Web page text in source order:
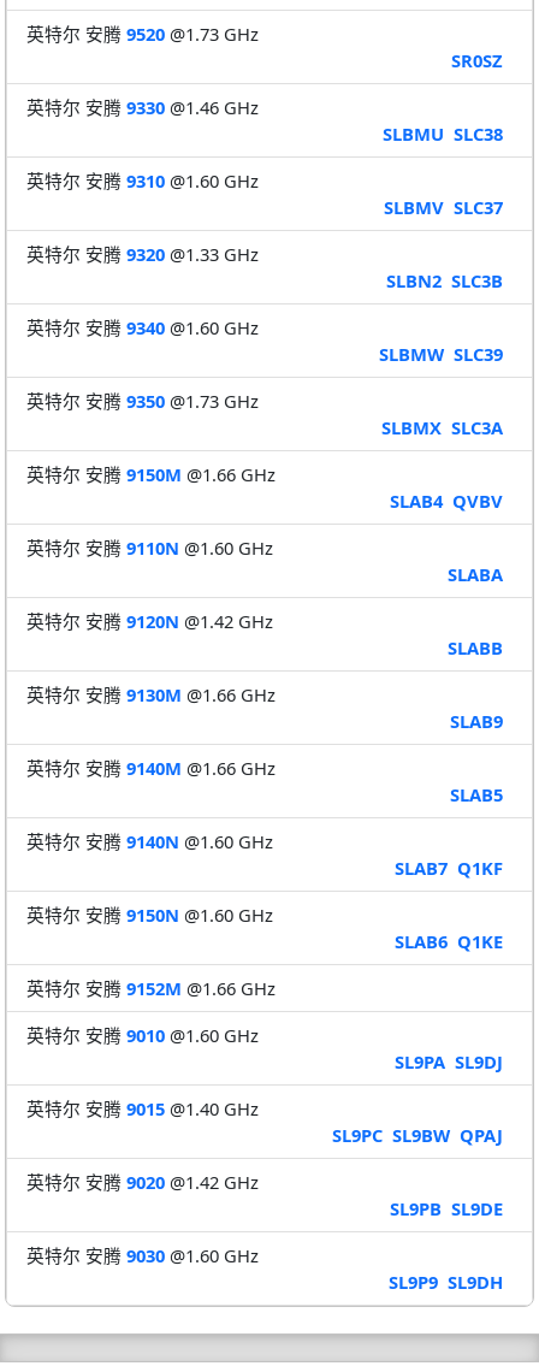
英特尔 安腾9520 @1.73 GHz
SR0SZ
英特尔 安腾9330 @1.46 GHz
SLBMU SLC38
英特尔 安腾9310 @1.60 GHz
SLBMV SLC37
英特尔 安腾9320 @1.33 GHz
SLBN2 SLC3B
英特尔 安腾9340 @1.60 GHz
SLBMW SLC39
英特尔 安腾9350 @1.73 GHz
SLBMX SLC3A
英特尔 安腾9150M @1.66 GHz
SLAB4 QVBV
英特尔 安腾9110N @1.60 GHz
SLABA
英特尔 安腾9120N @1.42 GHz
SLABB
英特尔 安腾9130M @1.66 GHz
SLAB9
英特尔 安腾9140M @1.66 GHz
SLAB5
英特尔 安腾9140N @1.60 GHz
SLAB7 Q1KF
英特尔 安腾9150N @1.60 GHz
SLAB6 Q1KE
英特尔 安腾9152M @1.66 GHz
英特尔 安腾9010 @1.60 GHz
SL9PA SL9DJ
英特尔 安腾9015 @1.40 GHz
SL9PC SL9BW QPAJ
英特尔 安腾9020 @1.42 GHz
SL9PB SL9DE
英特尔 安腾9030 @1.60 GHz
SL9P9 SL9DH